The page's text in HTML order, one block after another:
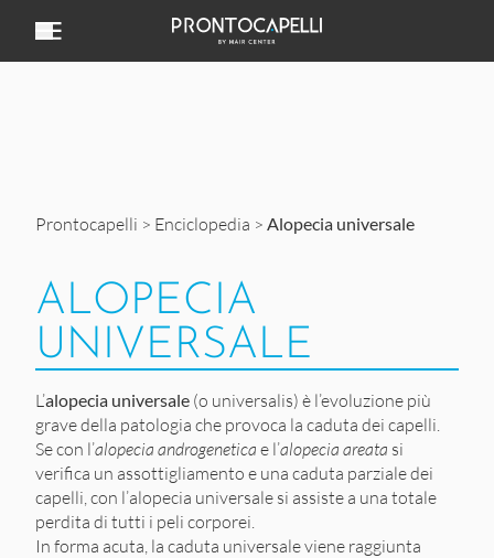
Prontocapelli > Enciclopedia > Alopecia universale
ALOPECIA
UNIVERSALE
L’alopecia universale (o universalis) è l’evoluzione più
grave della patologia che provoca la caduta dei capelli.
Se con l’alopecia androgenetica e l’alopecia areata si
verifica un assottigliamento e una caduta parziale dei
capelli, con l’alopecia universale si assiste a una totale
perdita di tutti i peli corporei.
In forma acuta, la caduta universale viene raggiunta